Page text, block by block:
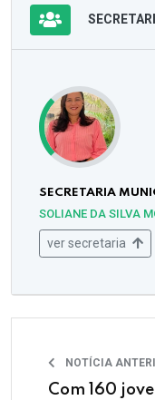
SECRETARIA
SOLIANE DA SILVA
ver secretaria
NOTÍCIA
Com 160